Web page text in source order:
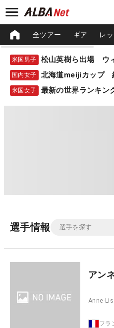
全ツアー ギア レ
米国男子 松山英樹ら出場 ウ
国内女子 北海道meijiカップ
米国女子 最新の世界ランキン
選手情報
アン
Anne-
フラ